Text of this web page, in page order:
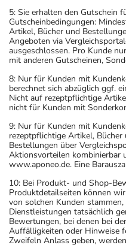
5: Sie erhalten den Gutschein
Gutscheinbedingungen:
Artikel, Bücher und
Angeboten via
ausgeschlossen. Pro Kunde
mit anderen Gutscheinen,
8: Nur für Kunden mit
berechnet sich abzüglich ggf.
Nicht auf rezeptpflichtige
nicht für Kunden mit
9: Nur für Kunden mit
rezeptpflichtige Artikel,
Bestellungen über
Aktionsvorteilen kombinierbar
www.aponeo.de. Eine
10: Bei Produkt- und Shop-
Produktdetailseiten können
von solchen Kunden
Dienstleistungen tatsächlich
Bewertungen, bei denen bei
Auffälligkeiten oder Hinweise
Zweifeln Anlass geben,